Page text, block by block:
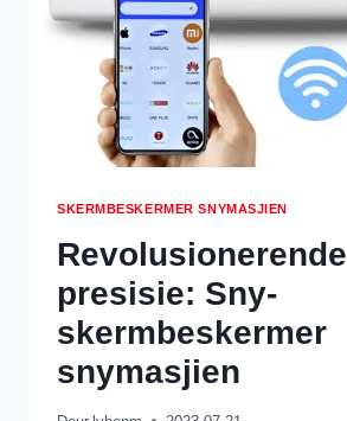
SKERMBESKERMER SNYMASJIEN
Revolusionerende
presisie: Sny-
skermbeskermer
snymasjien